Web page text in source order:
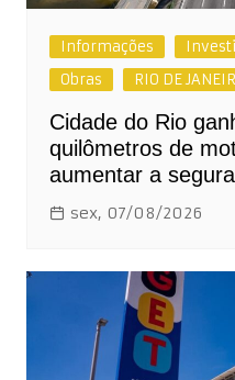
Informações
Obras
RIO DE
Cidade do Rio
quilômetros de
aumentar a
sex, 07/08/2026